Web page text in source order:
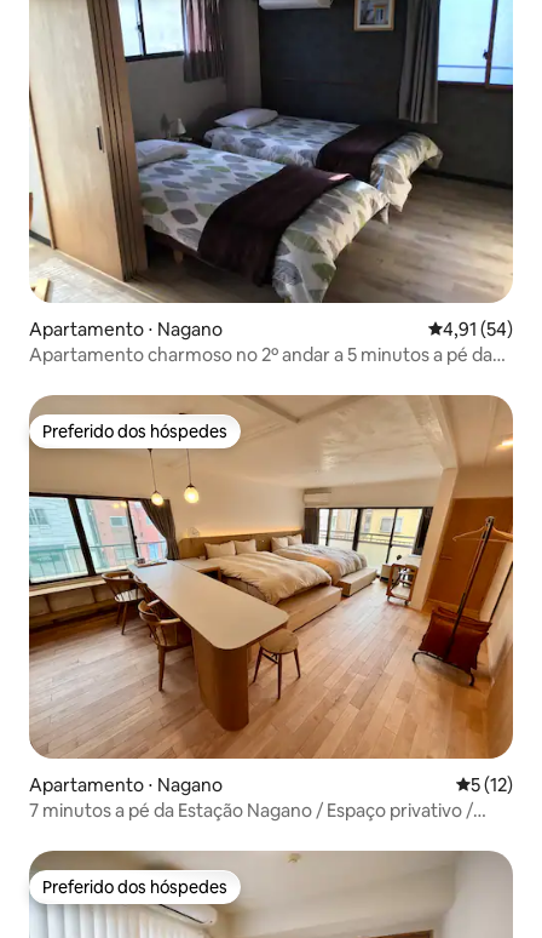
Apartamento ⋅ Nagano 4,91 de uma
4,91 (54)
Apartamento charmoso no 2º andar a 5 minutos a pé da
Preferido dos hóspedes
Preferido dos hóspedes
Apartamento ⋅ Nagano 5 de uma
5 (12)
7 minutos a pé da Estação Nagano / Espaço privativo /
Preferido dos hóspedes
Preferido dos hóspedes